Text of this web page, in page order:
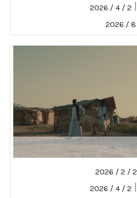
2 / 4 / 2026
2 / 2 / 2026
2 / 4 / 2026